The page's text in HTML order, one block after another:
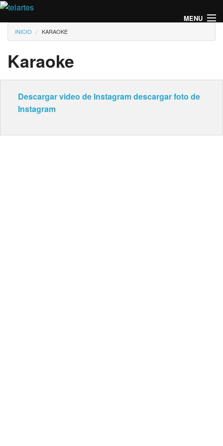
Pasar al contenido principal
MENU
Usted está aquí
INICIO KARAOKE
Karaoke
Descargar video de Instagramdescargar foto de
Instagram